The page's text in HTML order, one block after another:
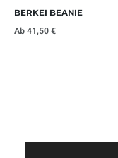
BERKEI BEANIE
Ab41,50€